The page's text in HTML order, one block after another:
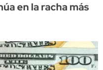
en la racha más